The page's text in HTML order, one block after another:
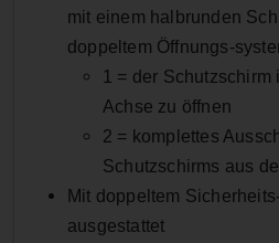
mit einem halbrunden
doppeltem Öffnungs-
1 = der
Achse zu öffnen
2 = komplettes
Schutzschirms aus
Mit doppeltem
ausgestattet